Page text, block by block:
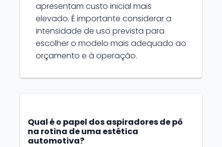
apresentam custo inicial mais
elevado. É importante considerar a
intensidade de uso prevista para
escolher o modelo mais adequado ao
orçamento e à operação.
Qual é o papel dos aspiradores de pó
na rotina de uma estética
automotiva?